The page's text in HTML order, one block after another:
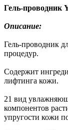
Гель-проводник
Описание:
Гель-проводник
процедур.
Содержит
лифтинга кожи.
21 вид
компонентов
упругости кожи